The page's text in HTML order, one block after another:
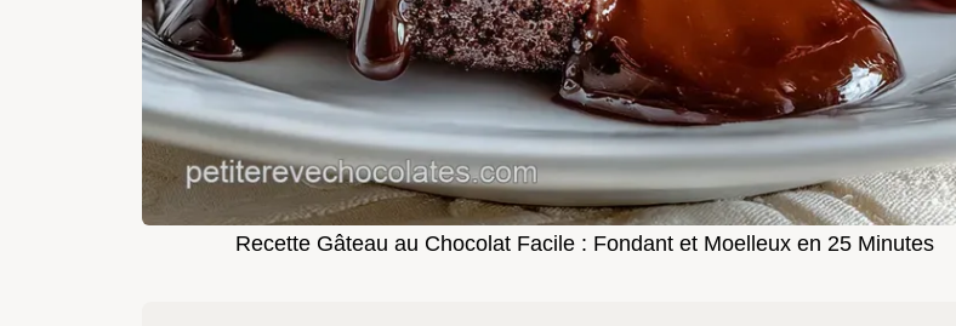
Recette Gâteau au Chocolat Facile : Fondant et Moelleux en 25 Minutes